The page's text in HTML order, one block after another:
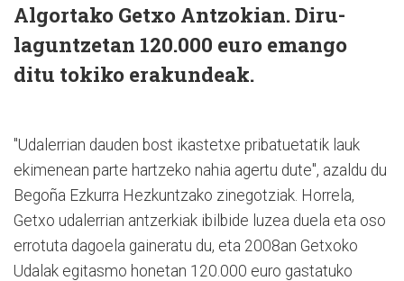
Algortako Getxo Antzokian. Diru-
laguntzetan 120.000 euro emango
ditu tokiko erakundeak.
"Udalerrian dauden bost ikastetxe pribatuetatik lauk
ekimenean parte hartzeko nahia agertu dute", azaldu du
Begoña Ezkurra Hezkuntzako zinegotziak. Horrela,
Getxo udalerrian antzerkiak ibilbide luzea duela eta oso
errotuta dagoela gaineratu du, eta 2008an Getxoko
Udalak egitasmo honetan 120.000 euro gastatuko